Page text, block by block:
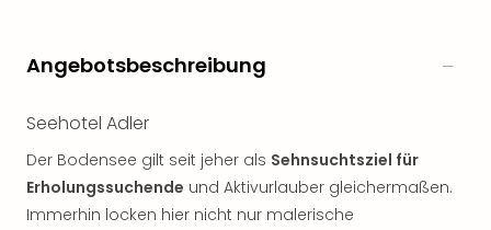
Angebotsbeschreibung
Seehotel Adler
Der Bodensee gilt seit jeher als Sehnsuchtsziel für
Erholungssuchende und Aktivurlauber gleichermaßen.
Immerhin locken hier nicht nur malerische